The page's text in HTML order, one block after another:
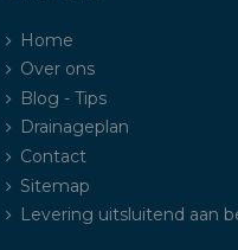
Home
Over ons
Blog - Tips
Drainageplan
Contact
Sitemap
Levering uitsluitend aan